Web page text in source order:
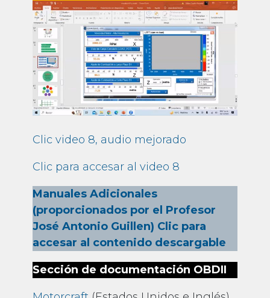
Clic video 8, audio mejorado
Clic para accesar al video 8
Manuales Adicionales
(proporcionados por el Profesor
José Antonio Guillen) Clic para
accesar al contenido descargable
Sección de documentación OBDII